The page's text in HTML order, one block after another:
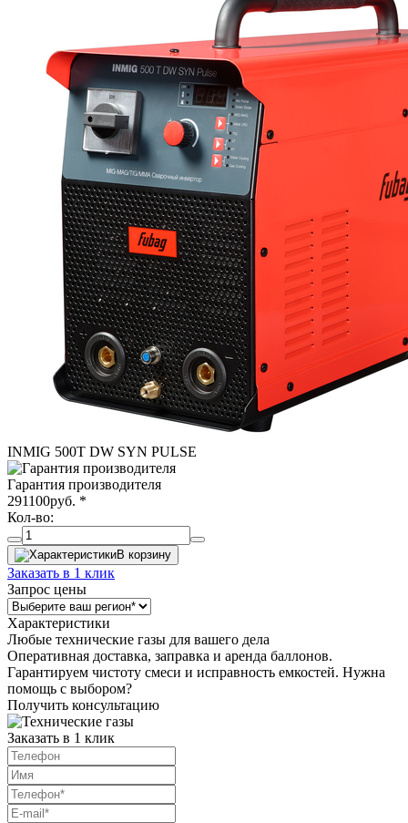
INMIG 500T DW SYN PULSE
Гарантия производителя
291100руб. *
Кол-во:
В корзину
Заказать в 1 клик
Запрос цены
Характеристики
Любые технические газы для вашего дела
Оперативная доставка, заправка и аренда баллонов.
Гарантируем чистоту смеси и исправность емкостей. Нужна
помощь с выбором?
Получить консультацию
Заказать в 1 клик